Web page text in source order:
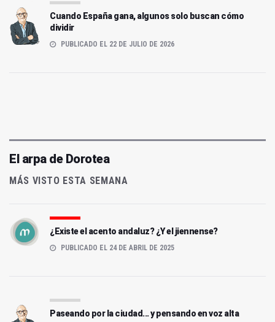
Cuando España gana, algunos solo buscan cómo
dividir
PUBLICADO EL 22 DE JULIO DE 2026
El arpa de Dorotea
MÁS VISTO ESTA SEMANA
¿Existe el acento andaluz? ¿Y el jiennense?
PUBLICADO EL 24 DE ABRIL DE 2025
Paseando por la ciudad... y pensando en voz alta